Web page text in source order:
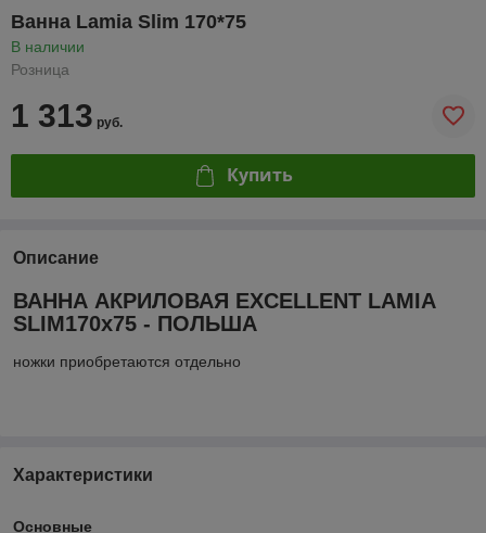
Ванна Lamia Slim 170*75
В наличии
Розница
1 313 руб.
Купить
Описание
ВАННА АКРИЛОВАЯ EXCELLENT LAMIA
SLIM170x75 - ПОЛЬША
ножки приобретаются отдельно
Характеристики
Основные